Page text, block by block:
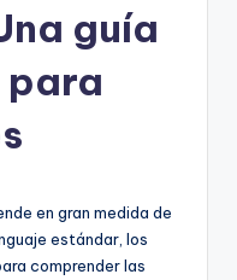
guía
para
en gran medida de
estándar, los
comprender las